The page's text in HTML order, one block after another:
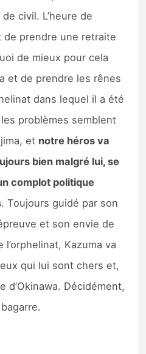
civil. L’heure de
prendre une retraite
de mieux pour cela
et de prendre les rênes
dans lequel il a été
problèmes semblent
et notre héros va
bien malgré lui, se
complot politique
. Toujours guidé par son
et son envie de
Kazuma va
qui lui sont chers et,
d’Okinawa. Décidément,